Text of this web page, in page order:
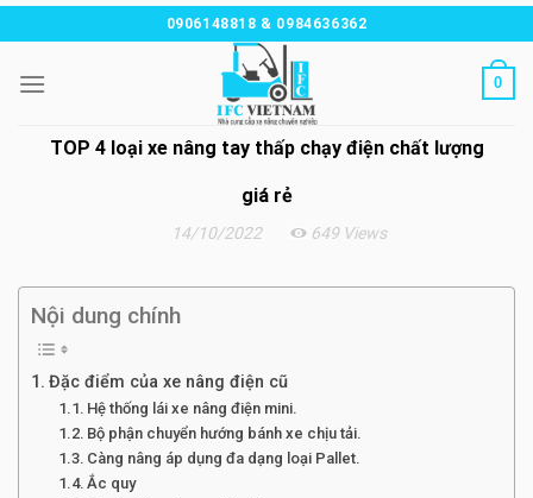
Chuyển
đến
nội
0906148818 & 0984636362
0
14/10/2022 649 Views
TOP 4 loại xe nâng tay thấp chạy điện chất lượng
giá rẻ
Nội dung chính
Đặc điểm của xe nâng điện cũ
Hệ thống lái xe nâng điện mini.
Bộ phận chuyển hướng bánh xe chịu tải.
Càng nâng áp dụng đa dạng loại Pallet.
Ắc quy